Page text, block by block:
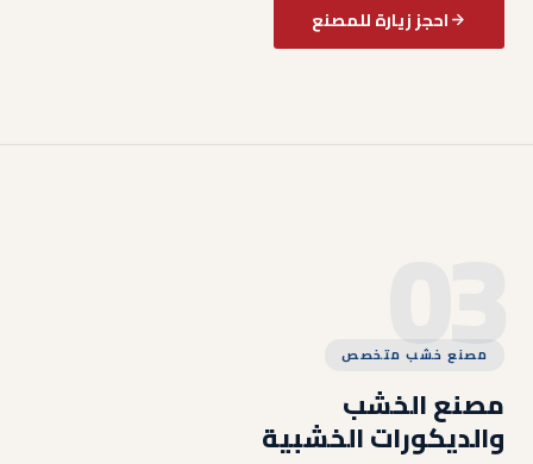
احجز زيارة للمصنع
03
مصنع خشب متخصص
مصنع الخشب
والديكورات الخشبية